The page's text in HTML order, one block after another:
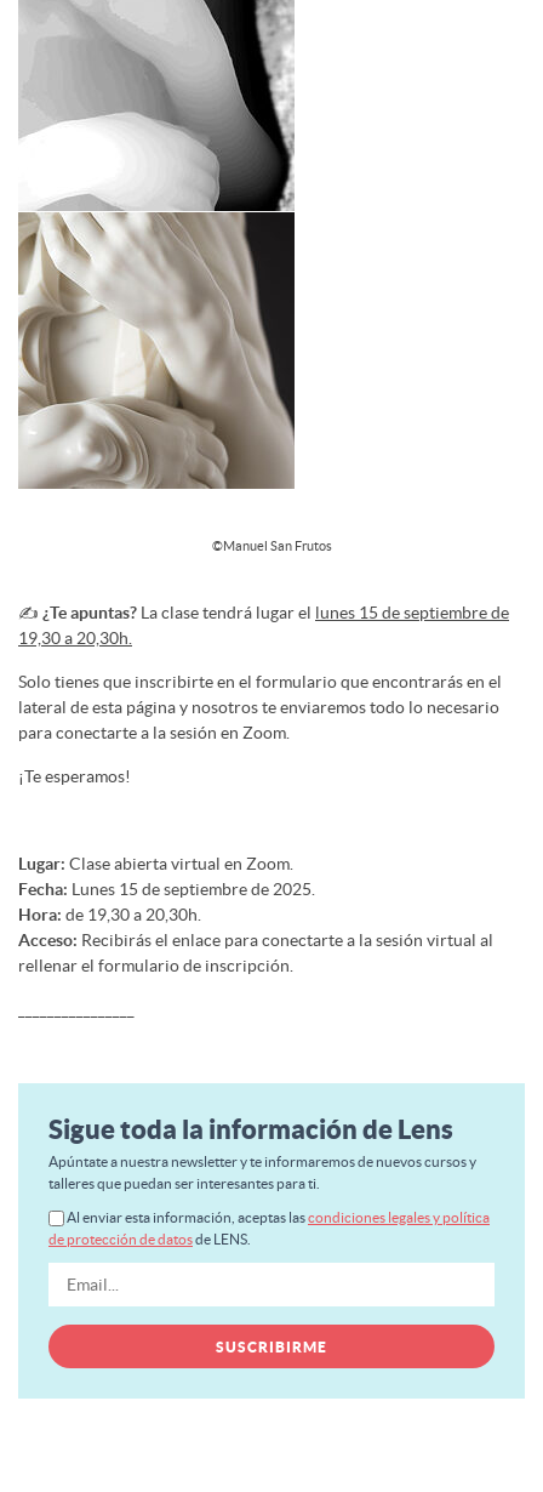
©Manuel San Frutos
✍️ ¿Te apuntas? La clase tendrá lugar el lunes 15 de septiembre de
19,30 a 20,30h.
Solo tienes que inscribirte en el formulario que encontrarás en el
lateral de esta página y nosotros te enviaremos todo lo necesario
para conectarte a la sesión en Zoom.
¡Te esperamos!
Lugar: Clase abierta virtual en Zoom.
Fecha: Lunes 15 de septiembre de 2025.
Hora: de 19,30 a 20,30h.
Acceso: Recibirás el enlace para conectarte a la sesión virtual al
rellenar el formulario de inscripción.
Sigue toda la información de Lens
Apúntate a nuestra newsletter y te informaremos de nuevos cursos y
talleres que puedan ser interesantes para ti.
Al enviar esta información, aceptas lascondiciones legales y política
de protección de datosde LENS.